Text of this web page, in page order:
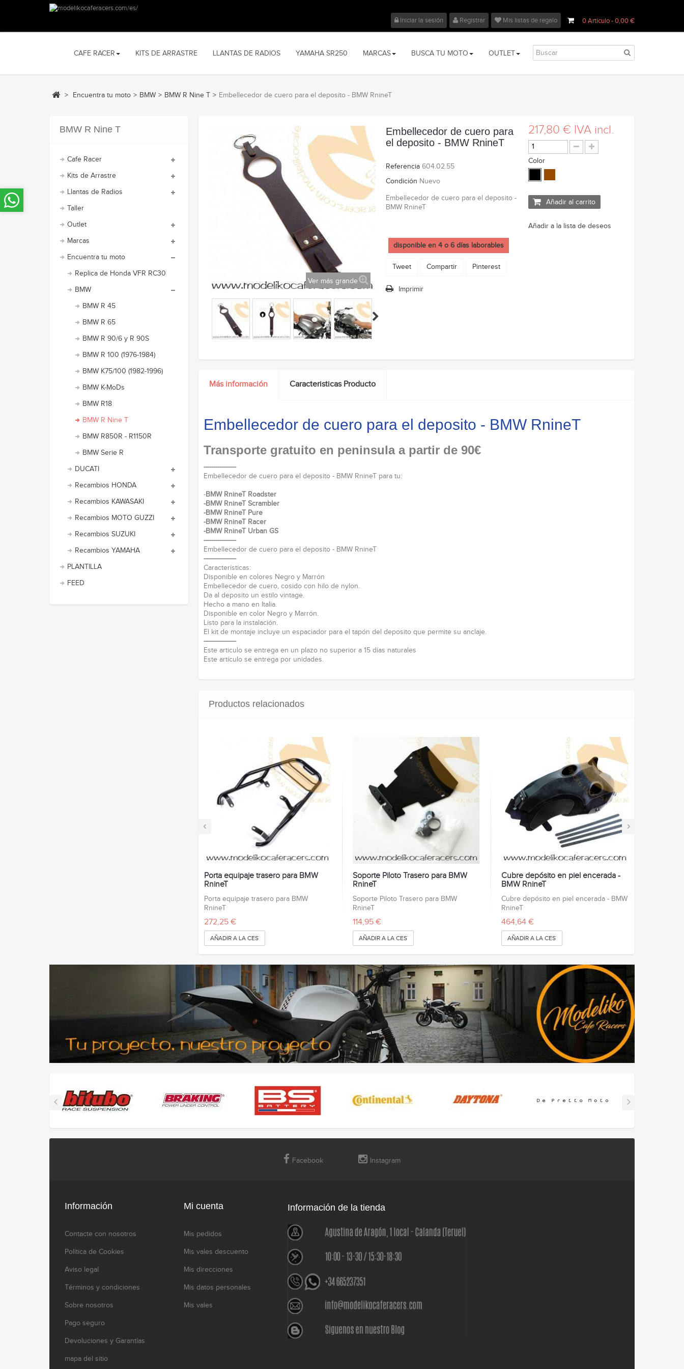
0Artículo- 0,00 €
Iniciar la sesión Registrar Mis listas de regalo
CAFE RACER KITS DE ARRASTRE LLANTAS DE RADIOS YAMAHA SR250 MARCAS BUSCA TU MOTO OUTLET
> Encuentra tu moto > BMW > BMW R Nine T > Embellecedor de cuero para el deposito - BMW RnineT
BMW R Nine T
Cafe Racer
Kits de Arrastre
Llantas de Radios
Taller
Outlet
Marcas
Encuentra tu moto
Replica de Honda VFR RC30
BMW
BMW R 45
BMW R 65
BMW R 90/6 y R 90S
BMW R 100 (1976-1984)
BMW K75/100 (1982-1996)
BMW K-MoDs
BMW R18
BMW R Nine T
BMW R850R - R1150R
BMW Serie R
DUCATI
Recambios HONDA
Recambios KAWASAKI
Recambios MOTO GUZZI
Recambios SUZUKI
Recambios YAMAHA
PLANTILLA
FEED
Ver más grande
Embellecedor de cuero para
el deposito - BMW RnineT
Referencia 604.02.55
Condición Nuevo
Embellecedor de cuero para el deposito -
BMW RnineT
disponible en 4 o 6 días laborables
Tweet Compartir Pinterest
Imprimir
217,80 € IVA incl.
Color
Añadir al carrito
Añadir a la lista de deseos
Más información Caracteristicas Producto
Embellecedor de cuero para el deposito - BMW RnineT
Transporte gratuito en peninsula a partir de 90€
----------------
Embellecedor de cuero para el deposito - BMW RnineT para tu:
-BMW RnineT Roadster
-BMW RnineT Scrambler
-BMW RnineT Pure
-BMW RnineT Racer
-BMW RnineT Urban GS
----------------
Embellecedor de cuero para el deposito - BMW RnineT
----------------
Características:
Disponible en colores Negro y Marrón
Embellecedor de cuero, cosido con hilo de nylon.
Da al deposito un estilo vintage.
Hecho a mano en Italia.
Disponible en color Negro y Marrón.
Listo para la instalación.
El kit de montaje incluye un espaciador para el tapón del deposito que permite su anclaje.
----------------
Este articulo se entrega en un plazo no superior a 15 días naturales
Este artículo se entrega por unidades.
Productos relacionados
‹ ›
Porta equipaje trasero para BMW
RnineT
Porta equipaje trasero para BMW
RnineT
272,25 €
AÑADIR A LA CESTA
Soporte Piloto Trasero para BMW
RnineT
Soporte Piloto Trasero para BMW
RnineT
114,95 €
AÑADIR A LA CESTA
Cubre depósito en piel encerada -
BMW RnineT
Cubre depósito en piel encerada - BMW
RnineT
464,64 €
AÑADIR A LA CESTA
Facebook Instagram
Información
Contacte con nosotros
Política de Cookies
Aviso legal
Términos y condiciones
Sobre nosotros
Pago seguro
Devoluciones y Garantías
mapa del sitio
Mi cuenta
Mis pedidos
Mis vales descuento
Mis direcciones
Mis datos personales
Mis vales
Información de la tienda